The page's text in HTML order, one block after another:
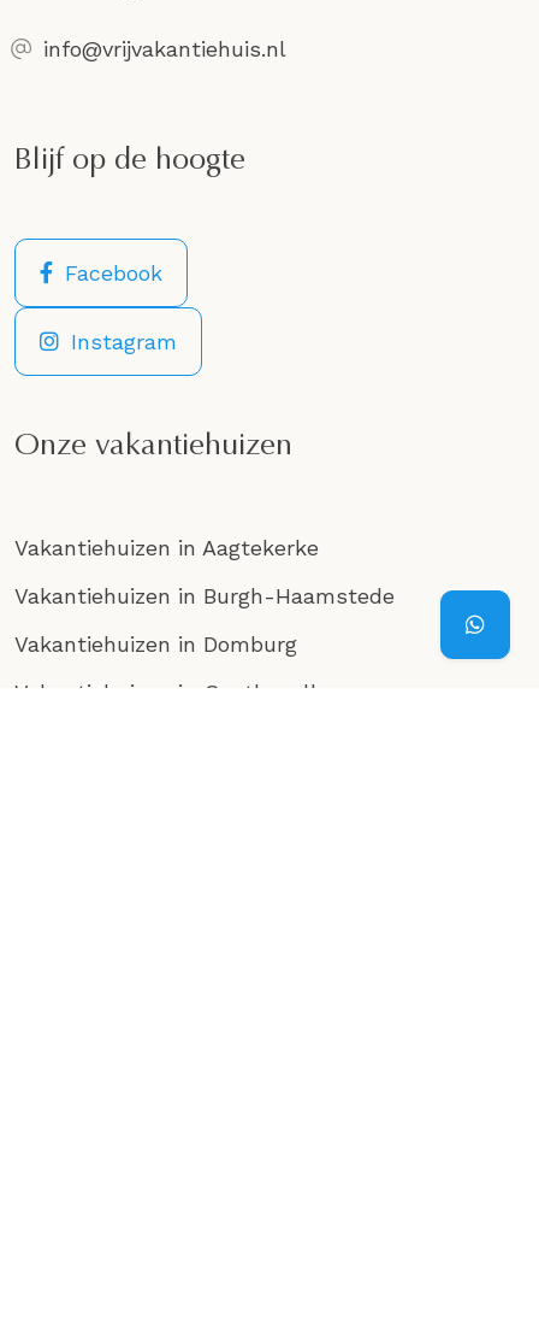
info@vrijvakantiehuis.nl
Blijf op de hoogte
Facebook
Instagram
Onze vakantiehuizen
Vakantiehuizen in Aagtekerke
Vakantiehuizen in Burgh-Haamstede
Vakantiehuizen in Domburg
Vakantiehuizen in Oostkapelle